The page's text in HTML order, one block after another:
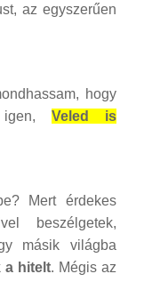
az egyszerűen
hogy
igen, Veled is
Mert érdekes
beszélgetek,
másik világba
a hitelt. Mégis az